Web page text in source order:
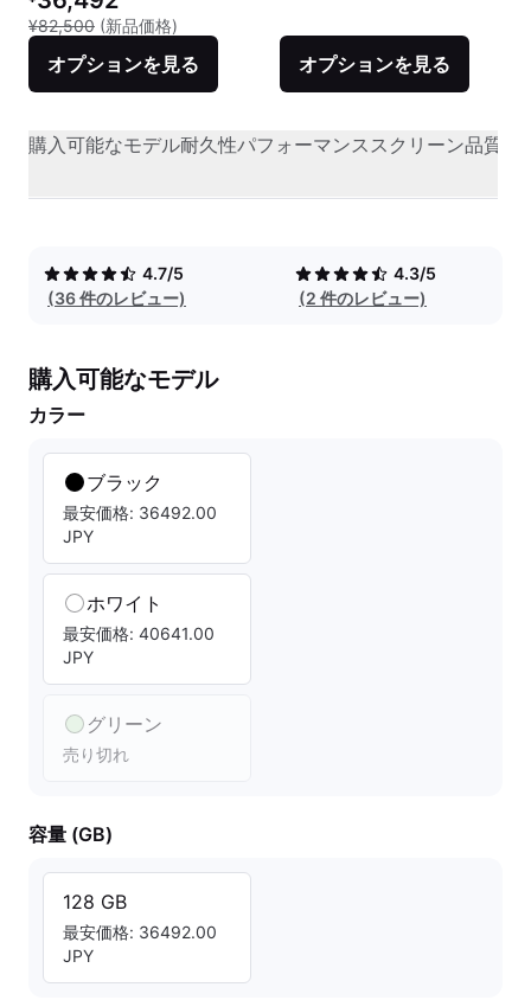
¥82,500 (新品価格)
オプションを見る オプションを見る
購入可能なモデル耐久性パフォーマンススクリーン品質
4.7/5
(36 件のレビュー)
4.3/5
(2 件のレビュー)
購入可能なモデル
カラー
ブラック
最安価格: 36492.00
JPY
ホワイト
最安価格: 40641.00
JPY
グリーン
売り切れ
容量 (GB)
128 GB
最安価格: 36492.00
JPY